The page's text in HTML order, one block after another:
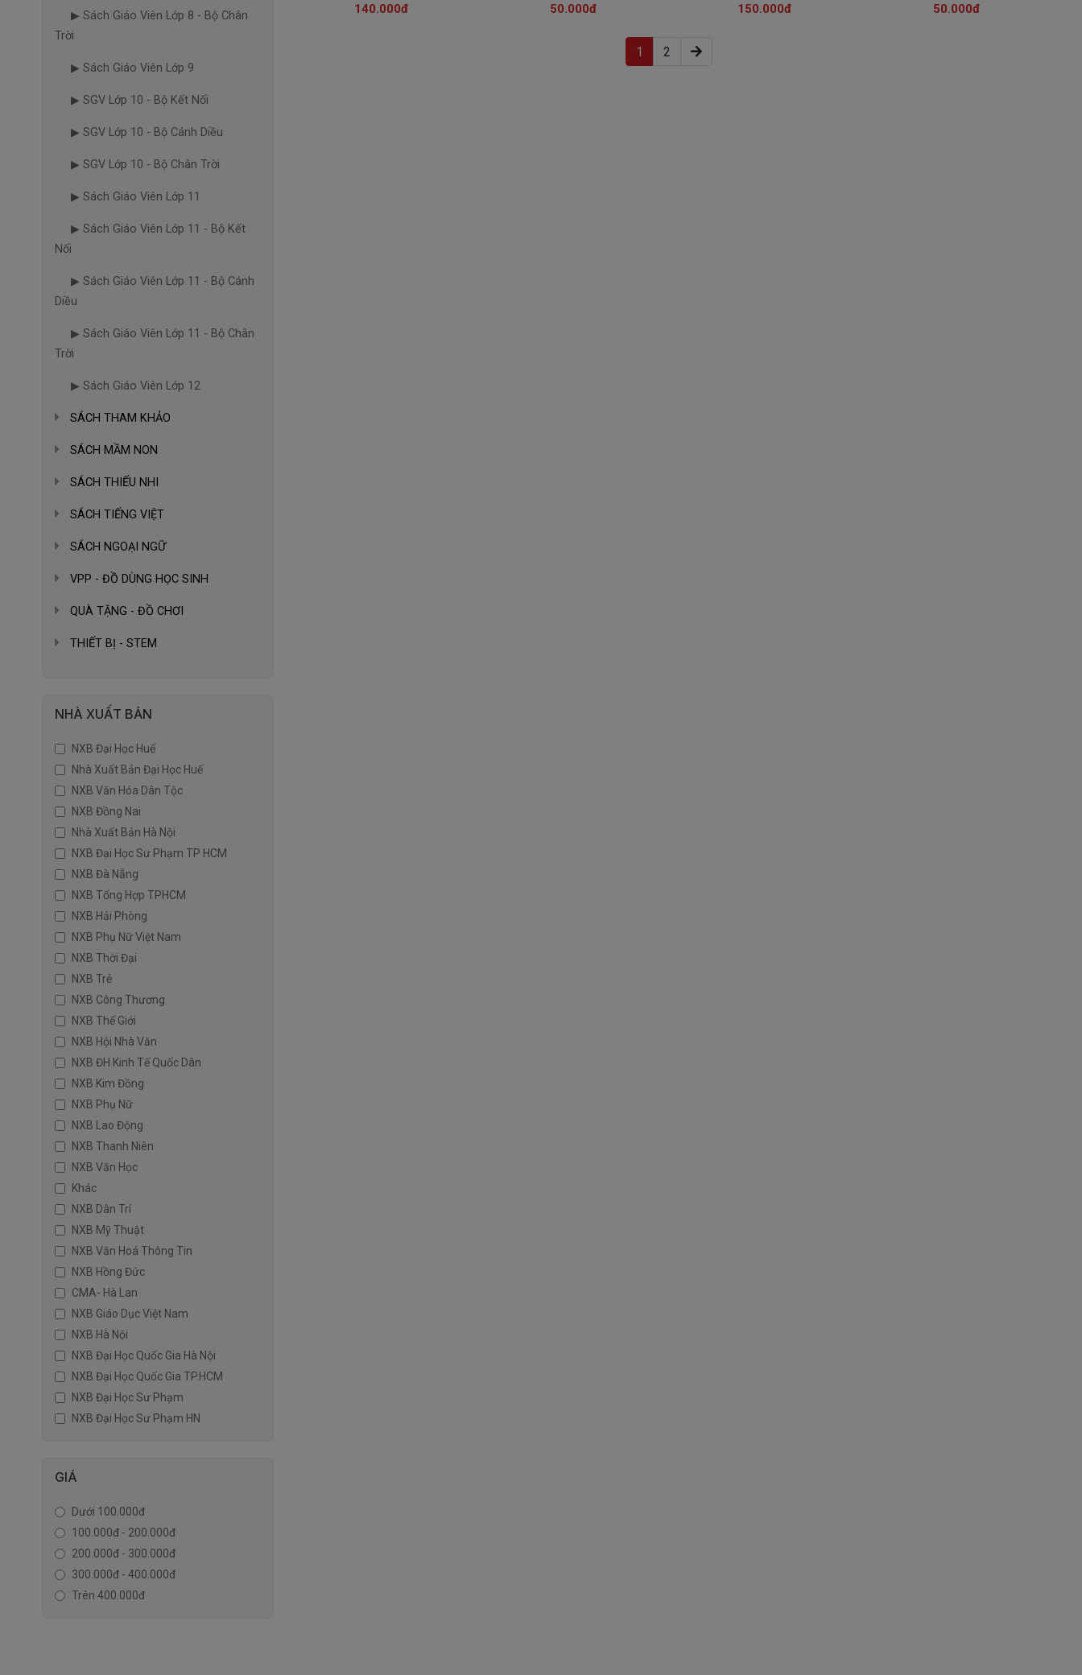
▶ Sách Giáo Viên Lớp 8 - Bộ Chân
Trời
▶ Sách Giáo Viên Lớp 9
▶ SGV Lớp 10 - Bộ Kết Nối
▶ SGV Lớp 10 - Bộ Cánh Diều
▶ SGV Lớp 10 - Bộ Chân Trời
▶ Sách Giáo Viên Lớp 11
▶ Sách Giáo Viên Lớp 11 - Bộ Kết
Nối
▶ Sách Giáo Viên Lớp 11 - Bộ Cánh
Diều
▶ Sách Giáo Viên Lớp 11 - Bộ Chân
Trời
▶ Sách Giáo Viên Lớp 12
SÁCH THAM KHẢO
SÁCH MẦM NON
SÁCH THIẾU NHI
SÁCH TIẾNG VIỆT
SÁCH NGOẠI NGỮ
VPP - ĐỒ DÙNG HỌC SINH
QUÀ TẶNG - ĐỒ CHƠI
THIẾT BỊ - STEM
NHÀ XUẤT BẢN
NXB Đại Học Huế
Nhà Xuất Bản Đại Học Huế
NXB Văn Hóa Dân Tộc
NXB Đồng Nai
Nhà Xuất Bản Hà Nội
NXB Đại Học Sư Phạm TP HCM
NXB Đà Nẵng
NXB Tổng Hợp TPHCM
NXB Hải Phòng
NXB Phụ Nữ Việt Nam
NXB Thời Đại
NXB Trẻ
NXB Công Thương
NXB Thế Giới
NXB Hội Nhà Văn
NXB ĐH Kinh Tế Quốc Dân
NXB Kim Đồng
NXB Phụ Nữ
NXB Lao Động
NXB Thanh Niên
NXB Văn Học
Khác
NXB Dân Trí
NXB Mỹ Thuật
NXB Văn Hoá Thông Tin
NXB Hồng Đức
CMA- Hà Lan
NXB Giáo Dục Việt Nam
NXB Hà Nội
NXB Đại Học Quốc Gia Hà Nội
NXB Đại Học Quốc Gia TP.HCM
NXB Đại Học Sư Phạm
NXB Đại Học Sư Phạm HN
GIÁ
Dưới 100.000đ
100.000đ - 200.000đ
200.000đ - 300.000đ
300.000đ - 400.000đ
Trên 400.000đ
140.000đ 50.000đ 150.000đ 50.000đ
1 (current)
2